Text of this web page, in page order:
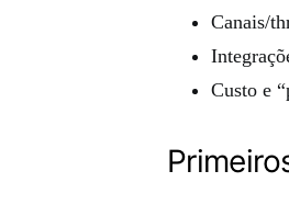
Canais/
Custo e